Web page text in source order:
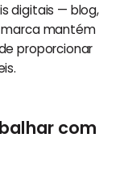
digitais — blog,
marca mantém
proporcionar
com